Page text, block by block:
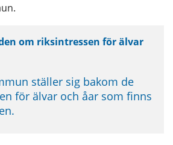
om riksintressen för älvar
ställer sig bakom de
för älvar och åar som finns